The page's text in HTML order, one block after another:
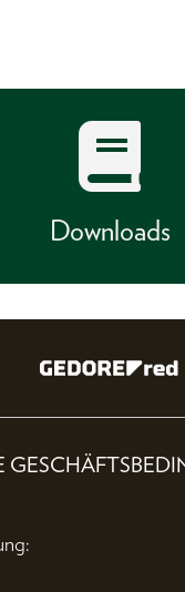
Downloads